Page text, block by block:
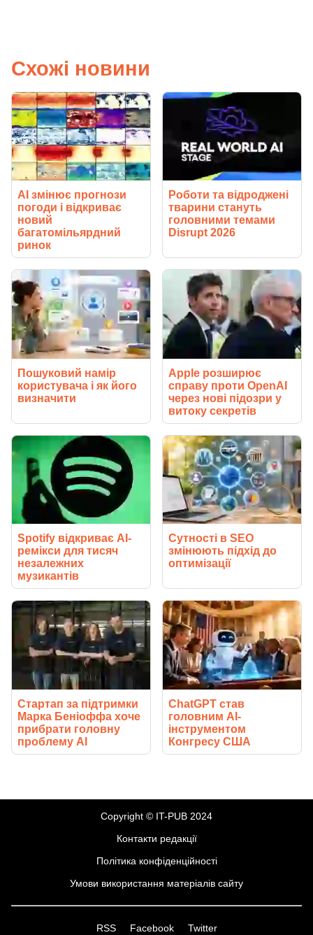
Схожі новини
AI змінює прогнози
погоди і відкриває
новий
багатомільярдний
ринок
Роботи та відроджені
тварини стануть
головними темами
Disrupt 2026
Пошуковий намір
користувача і як його
визначити
Apple розширює
справу проти OpenAI
через нові підозри у
витоку секретів
Spotify відкриває AI-
ремікси для тисяч
незалежних
музикантів
Сутності в SEO
змінюють підхід до
оптимізації
Стартап за підтримки
Марка Беніоффа хоче
прибрати головну
проблему AI
ChatGPT став
головним AI-
інструментом
Конгресу США
Copyright © IT-PUB 2024
Контакти редакції
Політика конфіденційності
Умови використання матеріалів сайту
RSS Facebook Twitter